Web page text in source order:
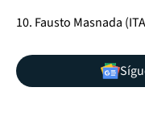
10. Fausto Masnada